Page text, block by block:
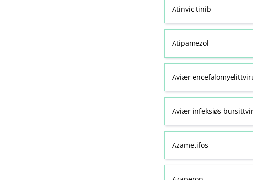
Atinvicitinib
Atipamezol
Aviær
Aviær infeksiøs
Azametifos